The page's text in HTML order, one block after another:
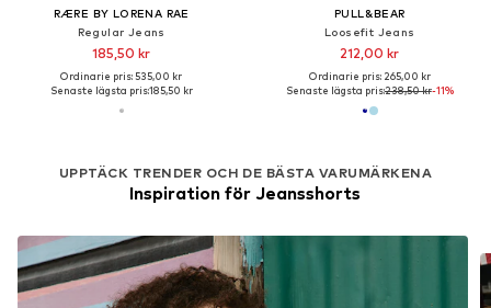
RÆRE BY LORENA RAE
Regular Jeans
185,50 kr
Ordinarie pris: 535,00 kr
Senaste lägsta pris:185,50 kr
PULL&BEAR
Loosefit Jeans
212,00 kr
Ordinarie pris: 265,00 kr
Senaste lägsta pris:238,50 kr-11%
UPPTÄCK TRENDER OCH DE BÄSTA VARUMÄRKENA
Inspiration för Jeansshorts